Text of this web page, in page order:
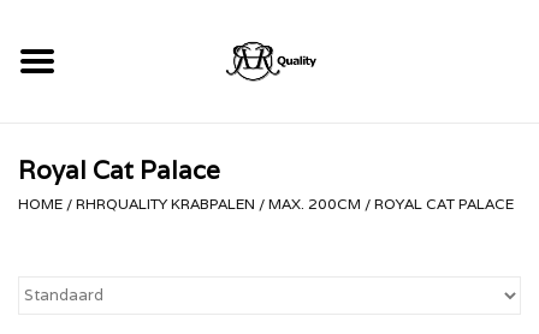
RHRQuality Krabpalen
Royal Cat Palace
HOME / RHRQUALITY KRABPALEN / MAX. 200CM / ROYAL CAT PALACE